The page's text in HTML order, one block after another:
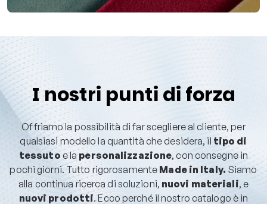
I nostri punti di forza
Offriamo la possibilità di far scegliere al cliente, per
qualsiasi modello la quantità che desidera, iltipo di
tessuto e lapersonalizzazione, con consegne in
pochi giorni. Tutto rigorosamente Made in Italy. Siamo
alla continua ricerca di soluzioni, nuovi materiali, e
nuovi prodotti. Ecco perché il nostro catalogo è in